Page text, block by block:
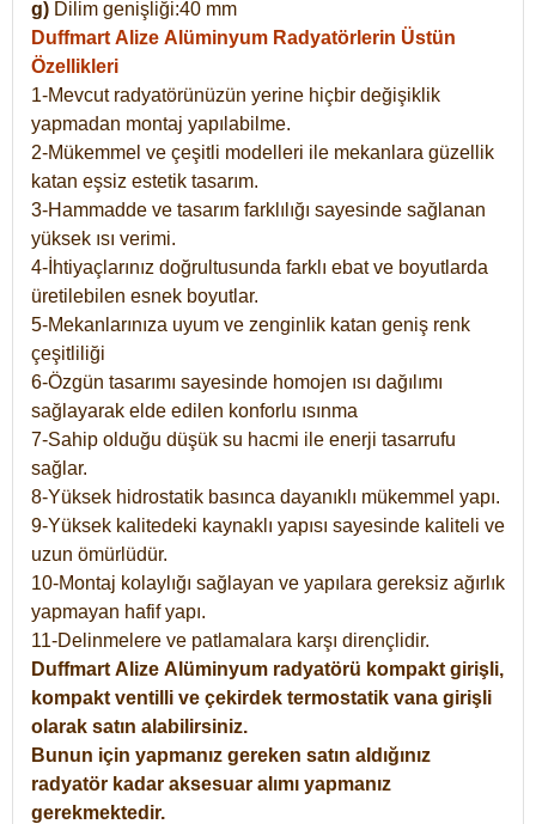
g) Dilim genişliği:40 mm
Duffmart Alize Alüminyum Radyatörlerin Üstün
Özellikleri
1-Mevcut radyatörünüzün yerine hiçbir değişiklik
yapmadan montaj yapılabilme.
2-Mükemmel ve çeşitli modelleri ile mekanlara güzellik
katan eşsiz estetik tasarım.
3-Hammadde ve tasarım farklılığı sayesinde sağlanan
yüksek ısı verimi.
4-İhtiyaçlarınız doğrultusunda farklı ebat ve boyutlarda
üretilebilen esnek boyutlar.
5-Mekanlarınıza uyum ve zenginlik katan geniş renk
çeşitliliği
6-Özgün tasarımı sayesinde homojen ısı dağılımı
sağlayarak elde edilen konforlu ısınma
7-Sahip olduğu düşük su hacmi ile enerji tasarrufu
sağlar.
8-Yüksek hidrostatik basınca dayanıklı mükemmel yapı.
9-Yüksek kalitedeki kaynaklı yapısı sayesinde kaliteli ve
uzun ömürlüdür.
10-Montaj kolaylığı sağlayan ve yapılara gereksiz ağırlık
yapmayan hafif yapı.
11-Delinmelere ve patlamalara karşı dirençlidir.
Duffmart Alize Alüminyum radyatörü kompakt girişli,
kompakt ventilli ve çekirdek termostatik vana girişli
olarak satın alabilirsiniz.
Bunun için yapmanız gereken satın aldığınız
radyatör kadar aksesuar alımı yapmanız
gerekmektedir.